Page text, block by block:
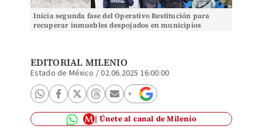
Inicia segunda fase del Operativo Restitución para
recuperar inmuebles despojados en municipios
EDITORIAL MILENIO
Estado de México /02.06.2025 16:00:00
Únete al canal de Milenio